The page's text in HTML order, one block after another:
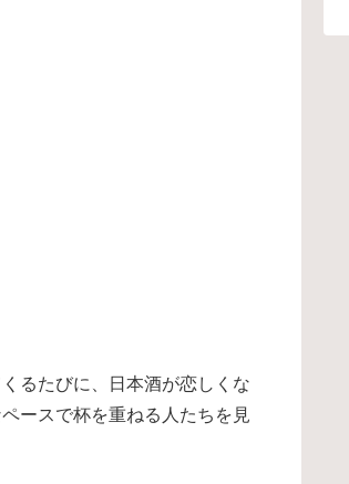
るたびに、日本酒が恋しくな
ースで杯を重ねる人たちを見